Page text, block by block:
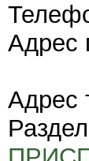
Адрес
Адрес